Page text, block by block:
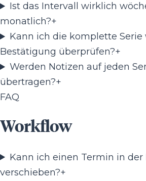
Ist das Intervall wirklich
monatlich?+
Kann ich die komplette Serie
Bestätigung überprüfen?+
Werden Notizen auf jeden
übertragen?+
FAQ
Workflow
Kann ich einen Termin in der
verschieben?+